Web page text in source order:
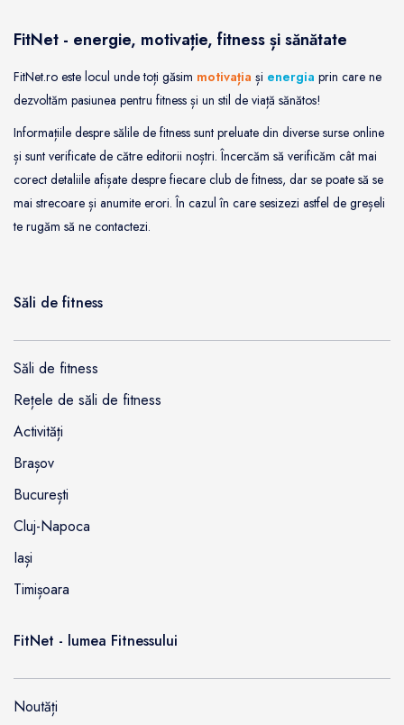
FitNet - energie, motivație, fitness și sănătate
FitNet.ro este locul unde toți găsim motivația și energia prin care ne
dezvoltăm pasiunea pentru fitness și un stil de viață sănătos!
Informațiile despre sălile de fitness sunt preluate din diverse surse online
și sunt verificate de către editorii noștri. Încercăm să verificăm cât mai
corect detaliile afișate despre fiecare club de fitness, dar se poate să se
mai strecoare și anumite erori. În cazul în care sesizezi astfel de greșeli
te rugăm să ne contactezi.
Săli de fitness
Săli de fitness
Rețele de săli de fitness
Activități
Brașov
București
Cluj-Napoca
Iași
Timișoara
FitNet - lumea Fitnessului
Noutăți